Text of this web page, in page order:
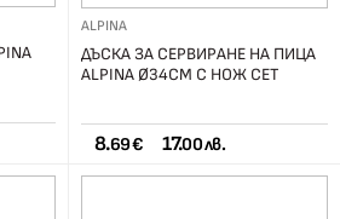
ALPINA
ДЪСКА ЗА СЕРВИРАНЕ НА ПИЦА
ALPINA Ø34СМ С НОЖ СЕТ
8.69 € 17.00 лв.